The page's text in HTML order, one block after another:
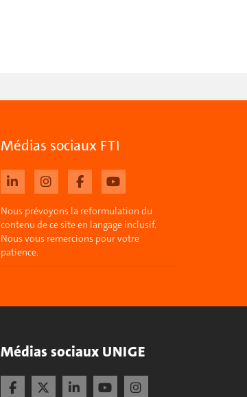
Médias sociaux FTI
Nous prévoyons la reformulation du
contenu de ce site en langage inclusif.
Nous vous remercions pour votre
patience.
Médias sociaux UNIGE